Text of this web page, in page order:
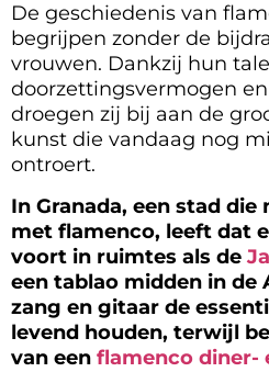
De geschiedenis van
begrijpen zonder de
vrouwen. Dankzij hun
doorzettingsvermogen
droegen zij bij aan de
kunst die vandaag nog
ontroert.
In Granada, een stad
met flamenco, leeft dat
voort in ruimtes als de
een tablao midden in de
zang en gitaar de
levend houden, terwijl
van een flamenco diner-